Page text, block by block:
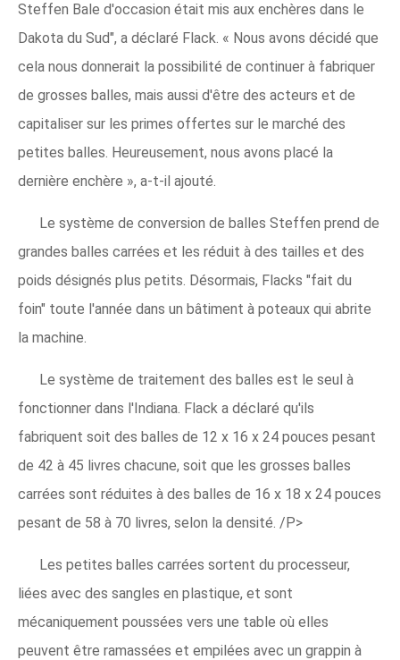
Steffen Bale d'occasion était mis aux enchères dans le
Dakota du Sud", a déclaré Flack. « Nous avons décidé que
cela nous donnerait la possibilité de continuer à fabriquer
de grosses balles, mais aussi d'être des acteurs et de
capitaliser sur les primes offertes sur le marché des
petites balles. Heureusement, nous avons placé la
dernière enchère », a-t-il ajouté.
Le système de conversion de balles Steffen prend de
grandes balles carrées et les réduit à des tailles et des
poids désignés plus petits. Désormais, Flacks "fait du
foin" toute l'année dans un bâtiment à poteaux qui abrite
la machine.
Le système de traitement des balles est le seul à
fonctionner dans l'Indiana. Flack a déclaré qu'ils
fabriquent soit des balles de 12 x 16 x 24 pouces pesant
de 42 à 45 livres chacune, soit que les grosses balles
carrées sont réduites à des balles de 16 x 18 x 24 pouces
pesant de 58 à 70 livres, selon la densité. /P>
Les petites balles carrées sortent du processeur,
liées avec des sangles en plastique, et sont
mécaniquement poussées vers une table où elles
peuvent être ramassées et empilées avec un grappin à